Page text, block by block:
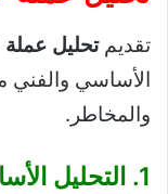
تقديمتحليل عملة ELF
الأساسي والفني
والمخاطر.